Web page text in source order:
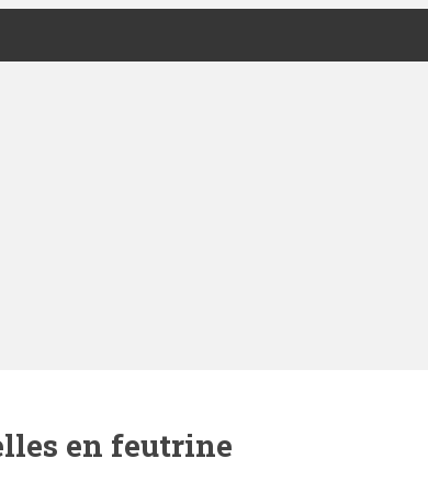
en feutrine